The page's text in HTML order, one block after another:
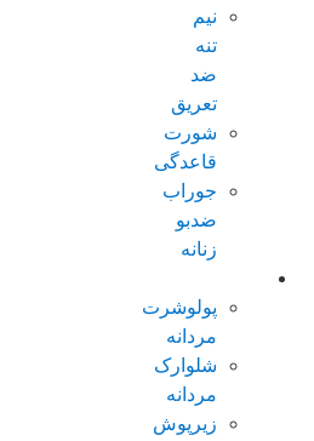
نیم
تنه
ضد
تعریق
شورت
قاعدگی
جوراب
ضدبو
زنانه
پولوشرت
مردانه
شلوارک
مردانه
زیرپوش